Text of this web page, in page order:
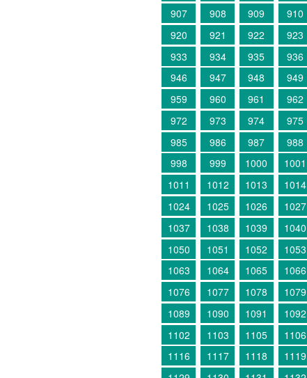
907
908 909 910
920
921 922 923
933
934 935 936
946
947 948 949
959
960 961 962
972
973 974 975
985
986 987 988
998
999 1000 1001
1011
1012 1013 1014
1024
1025 1026 1027
1037
1038 1039 1040
1050
1051 1052 1053
1063
1064 1065 1066
1076
1077 1078 1079
1089
1090 1091 1092
1102
1103 1105 1106
1116
1117 1118 1119